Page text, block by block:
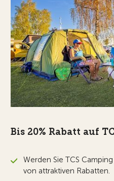
Bis 20% Rabatt auf
Werden Sie TCS
von attraktiven Rabatten.